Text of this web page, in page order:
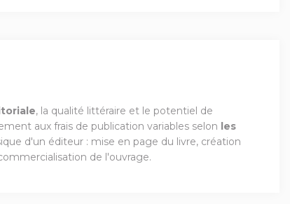
, la qualité littéraire et le potentiel de
aux frais de publication variables selon les
d'un éditeur : mise en page du livre, création
de l'ouvrage.